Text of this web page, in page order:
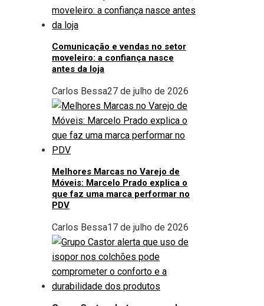
Comunicação e vendas no setor
moveleiro: a confiança nasce
antes da loja
Carlos Bessa27 de julho de 2026
Melhores Marcas no Varejo de
Móveis: Marcelo Prado explica o
que faz uma marca performar no
PDV
Carlos Bessa17 de julho de 2026